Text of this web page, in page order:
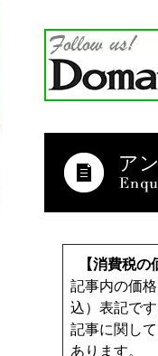
ア
【消費税の
記事内の価
込）表記で
記事に関し
あります。